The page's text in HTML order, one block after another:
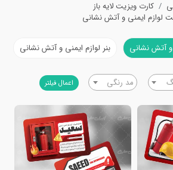
کارت ویزیت لایه باز
لوازم ایمنی و آتش نشانی
و آتش نشانی بنر لوازم ایمنی و آتش نشانی
مد رنگی اعمال فیلتر